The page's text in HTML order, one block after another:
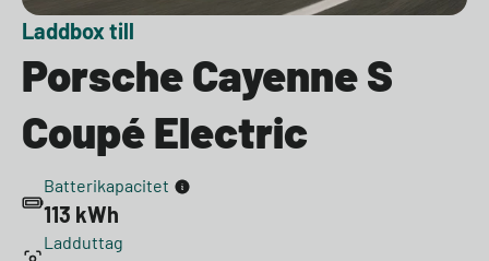
Laddbox till
Porsche Cayenne S
Coupé Electric
Batterikapacitet
113 kWh
Ladduttag